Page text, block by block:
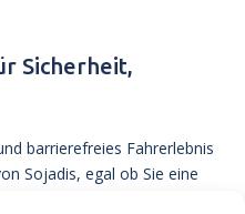
Sicherheit,
barrierefreies Fahrerlebnis
Sojadis, egal ob Sie eine